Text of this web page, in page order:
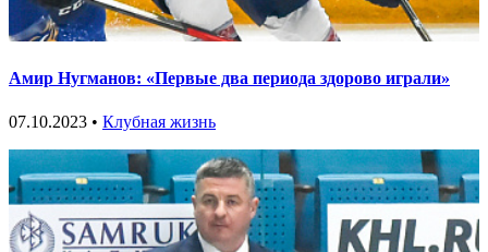
Амир Нугманов: «Первые два периода здорово играли»
07.10.2023 • Клубная жизнь